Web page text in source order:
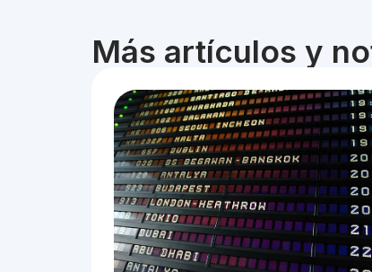
Más artículos y